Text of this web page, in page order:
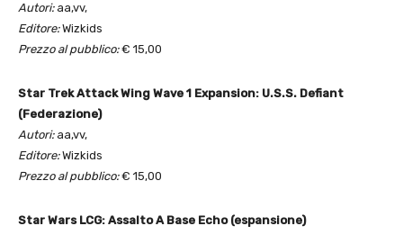
Autori:aa,vv,
Editore:Wizkids
Prezzo al pubblico:€ 15,00
Star Trek Attack Wing Wave 1 Expansion: U.S.S. Defiant
(Federazione)
Autori:aa,vv,
Editore:Wizkids
Prezzo al pubblico:€ 15,00
Star Wars LCG: Assalto A Base Echo (espansione)